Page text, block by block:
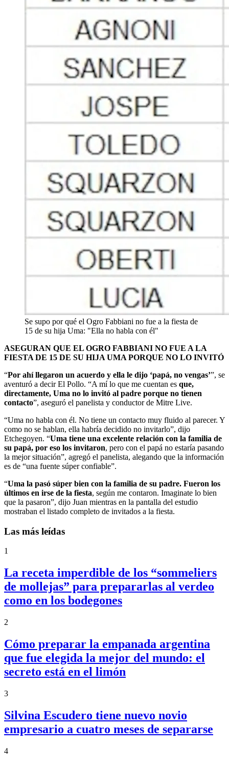
Se supo por qué el Ogro Fabbiani no fue a la fiesta de
15 de su hija Uma: "Ella no habla con él"
ASEGURAN QUE EL OGRO FABBIANI NO FUE A LA
FIESTA DE 15 DE SU HIJA UMA PORQUE NO LO INVITÓ
“Por ahí llegaron un acuerdo y ella le dijo ‘papá, no vengas’”, se
aventuró a decir El Pollo. “A mí lo que me cuentan es que,
directamente, Uma no lo invitó al padre porque no tienen
contacto”, aseguró el panelista y conductor de Mitre Live.
“Uma no habla con él. No tiene un contacto muy fluido al parecer. Y
como no se hablan, ella habría decidido no invitarlo”, dijo
Etchegoyen. “Uma tiene una excelente relación con la familia de
su papá, por eso los invitaron, pero con el papá no estaría pasando
la mejor situación”, agregó el panelista, alegando que la información
es de “una fuente súper confiable”.
“Uma la pasó súper bien con la familia de su padre. Fueron los
últimos en irse de la fiesta, según me contaron. Imaginate lo bien
que la pasaron”, dijo Juan mientras en la pantalla del estudio
mostraban el listado completo de invitados a la fiesta.
Las más leídas
1
La receta imperdible de los “sommeliers
de mollejas” para prepararlas al verdeo
como en los bodegones
2
Cómo preparar la empanada argentina
que fue elegida la mejor del mundo: el
secreto está en el limón
3
Silvina Escudero tiene nuevo novio
empresario a cuatro meses de separarse
4